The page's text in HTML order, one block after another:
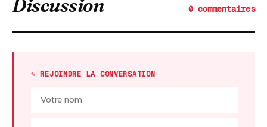
Discussion 0 commentaires
✎ REJOINDRE LA CONVERSATION